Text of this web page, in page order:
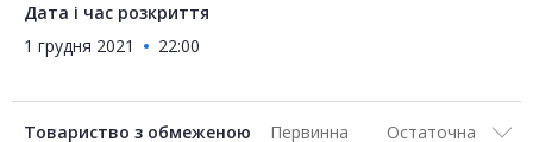
Дата і час розкриття
1 грудня 2021
22:00
Товариство з обмеженою
Первинна
Остаточна